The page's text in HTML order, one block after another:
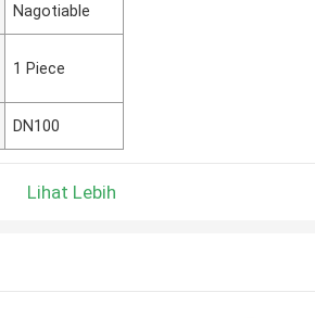
Nagotiable
1 Piece
DN100
Lihat Lebih